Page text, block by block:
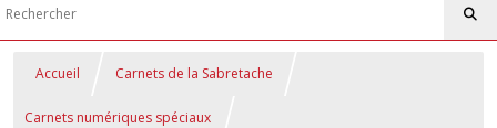
Accueil Carnets de la Sabretache
Carnets numériques spéciaux